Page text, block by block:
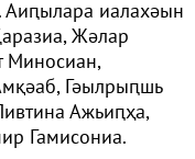
Аиԥылара иалахәын
Жәлар
Миносиан,
Гәылрыԥшь
Ажьиԥҳа,
Гамисониа.